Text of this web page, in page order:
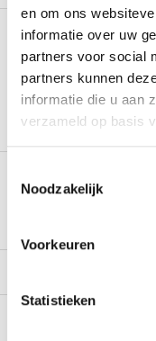
en om ons
informatie over uw
partners voor social
partners kunnen
informatie die u aan
verzameld op basis
Noodzakelijk
Voorkeuren
Statistieken
Heb je een vraag
Stel je vraag in de
Klik hier om